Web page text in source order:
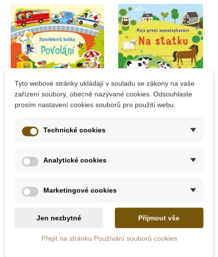
JIRI MODELS
JIRI MODELS Moje
-20%
Tyto webové stránky ukládají v souladu se zákony na vaše
zařízení soubory, obecně nazývané cookies. Odsouhlaste
prosím nastavení cookies souborů pro použití webu.
Technické cookies
Analytické cookies
Marketingové cookies
Jen nezbytné Přijmout vše
Přejít na stránku Používání souborů cookies